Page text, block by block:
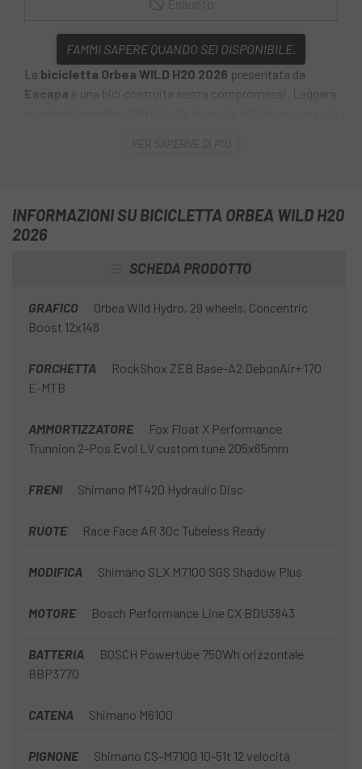
FAMMI SAPERE QUANDO SEI DISPONIBILE.
La bicicletta Orbea WILD H20 2026 presentata da
Escapa è una bici costruita senza compromessi. Leggera
gravity . È una las bici full-power più leggere sul mercato,
con un motore Bosch e una batteria da 750 Wh, il tutto
senza compromessi; nessuna distrazione o elemento
PER SAPERNE DI PIÙ
INFORMAZIONI SU BICICLETTA ORBEA WILD H20
2026
SCHEDA PRODOTTO
GRAFICO
Orbea Wild Hydro, 29 wheels, Concentric
Boost 12x148
FORCHETTA
RockShox ZEB Base-A2 DebonAir+ 170
E-MTB
AMMORTIZZATORE
Fox Float X Performance
Trunnion 2-Pos Evol LV custom tune 205x65mm
FRENI Shimano MT420 Hydraulic Disc
RUOTE Race Face AR 30c Tubeless Ready
MODIFICA Shimano SLX M7100 SGS Shadow Plus
MOTORE Bosch Performance Line CX BDU3843
BATTERIA
BOSCH Powertube 750Wh orizzontale
BBP3770
CATENA Shimano M6100
PIGNONE Shimano CS-M7100 10-51t 12 velocità